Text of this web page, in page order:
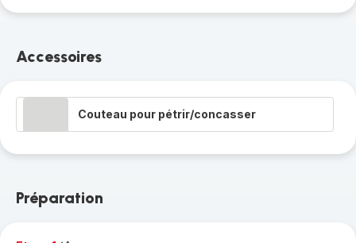
Accessoires
Couteau pour pétrir/concasser
Préparation